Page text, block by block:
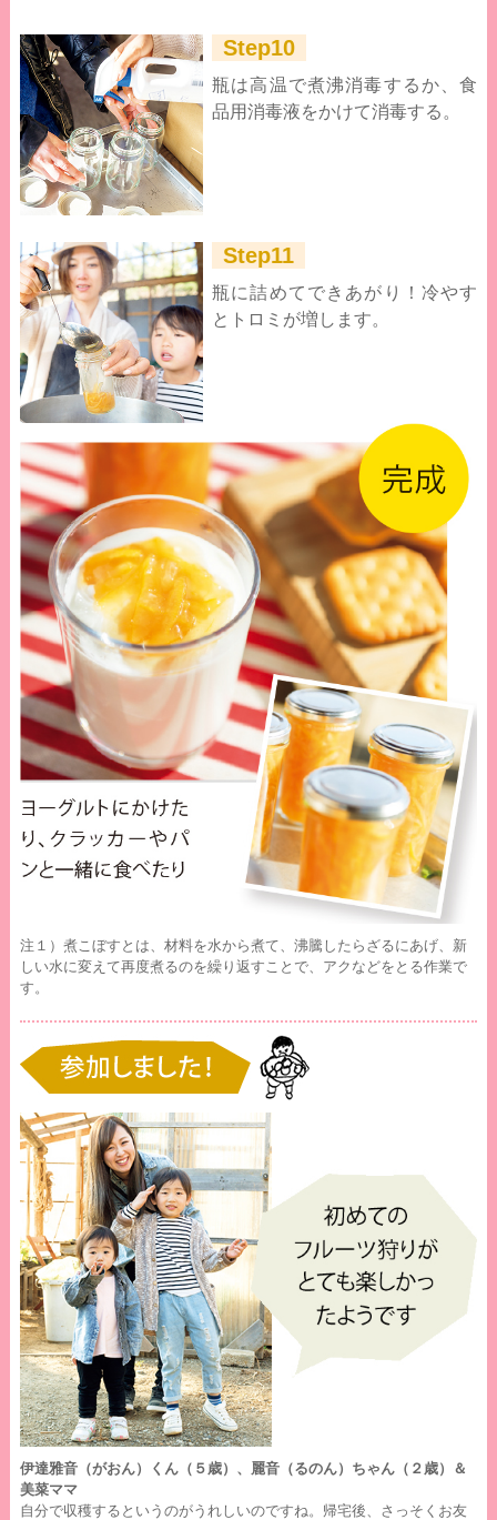
Step10
瓶は高温で煮沸消毒するか、食
品用消毒液をかけて消毒する。
Step11
瓶に詰めてできあがり！冷やす
とトロミが増します。
注１）煮こぼすとは、材料を水から煮て、沸騰したらざるにあげ、新
しい水に変えて再度煮るのを繰り返すことで、アクなどをとる作業で
す。
伊達雅音（がおん）くん（５歳）、麗音（るのん）ちゃん（２歳）＆
美菜ママ
自分で収穫するというのがうれしいのですね。帰宅後、さっそくお友